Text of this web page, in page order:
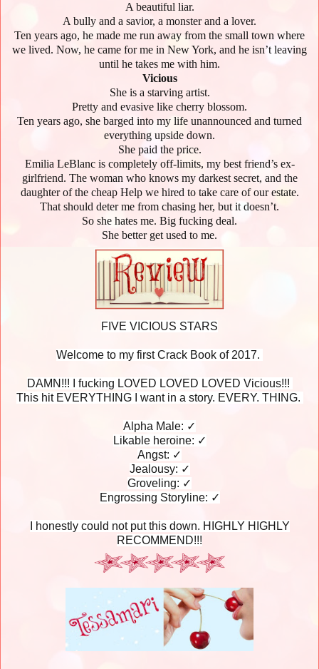
A beautiful liar.
A bully and a savior, a monster and a lover.
Ten years ago, he made me run away from the small town where
we lived. Now, he came for me in New York, and he isn’t leaving
until he takes me with him.
Vicious
She is a starving artist.
Pretty and evasive like cherry blossom.
Ten years ago, she barged into my life unannounced and turned
everything upside down.
She paid the price.
Emilia LeBlanc is completely off-limits, my best friend’s ex-
girlfriend. The woman who knows my darkest secret, and the
daughter of the cheap Help we hired to take care of our estate.
That should deter me from chasing her, but it doesn’t.
So she hates me. Big fucking deal.
She better get used to me.
FIVE VICIOUS STARS
Welcome to my first Crack Book of 2017.
DAMN!!! I fucking LOVED LOVED LOVED Vicious!!!
This hit EVERYTHING I want in a story. EVERY. THING.
Alpha Male: ✓
Likable heroine: ✓
Angst: ✓
Jealousy: ✓
Groveling: ✓
Engrossing Storyline: ✓
I honestly could not put this down. HIGHLY HIGHLY
RECOMMEND!!!